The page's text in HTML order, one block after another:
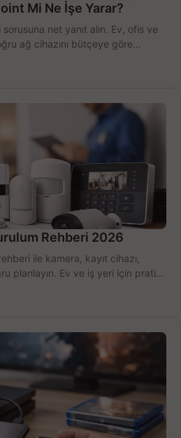
Mi Ne İşe Yarar?
net yanıt alın. Ev, ofis ve
ağ cihazını bütçeye göre
Rehberi 2026
ile kamera, kayıt cihazı,
planlayın. Ev ve iş yeri için pratik